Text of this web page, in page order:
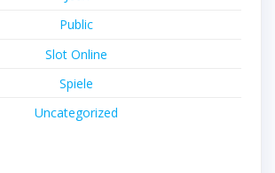
Public
Slot Online
Spiele
Uncategorized